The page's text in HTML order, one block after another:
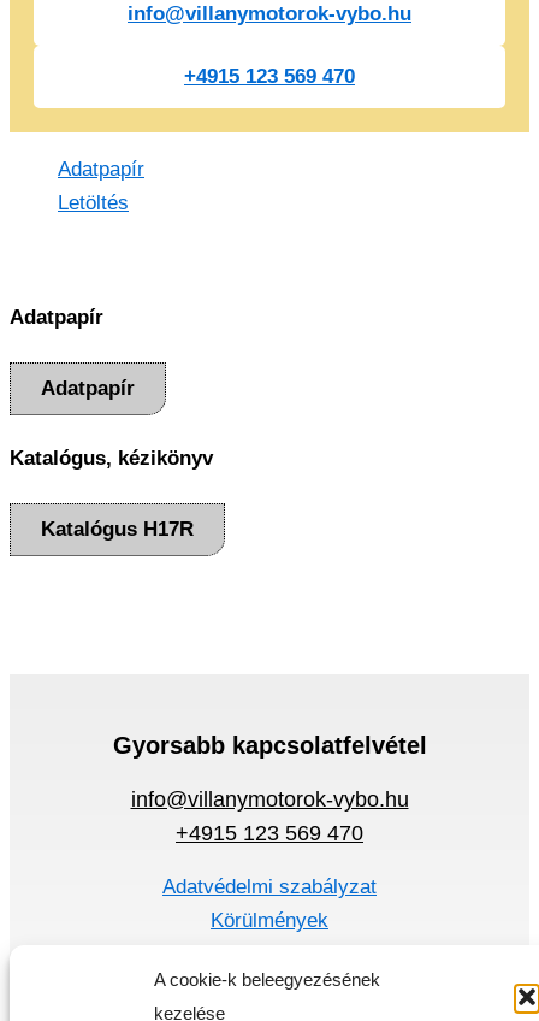
A cookie-k beleegyezésének
kezelése
info@villanymotorok-vybo.hu
+4915 123 569 470
Adatpapír
Letöltés
Adatpapír
Adatpapír
Katalógus, kézikönyv
Katalógus H17R
Gyorsabb kapcsolatfelvétel
info@villanymotorok-vybo.hu
+4915 123 569 470
Adatvédelmi szabályzat
Körülmények
Gyors menü